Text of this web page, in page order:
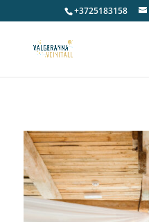
+3725183158